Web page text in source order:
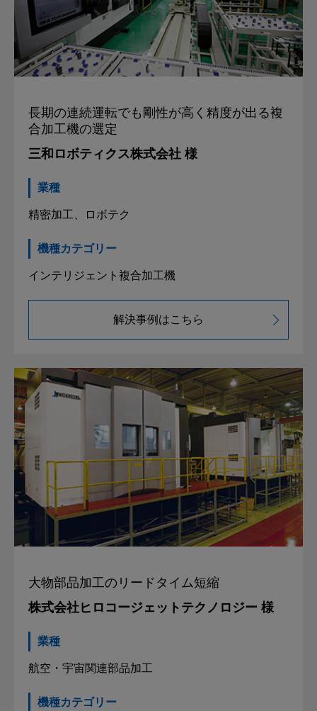
長期の連続運転でも剛性が高く 精度が出る複
合加工機の選定
三和ロボティクス株式会社 様
業種
精密加工、ロボテク
機種カテゴリー
インテリジェント複合加工機
解決事例はこちら
大物部品加工の リードタイム短縮
株式会社ヒロコージェットテクノロジー 様
業種
航空・宇宙関連部品加工
機種カテゴリー